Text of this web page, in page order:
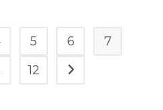
5 6
7
12 Go to the next